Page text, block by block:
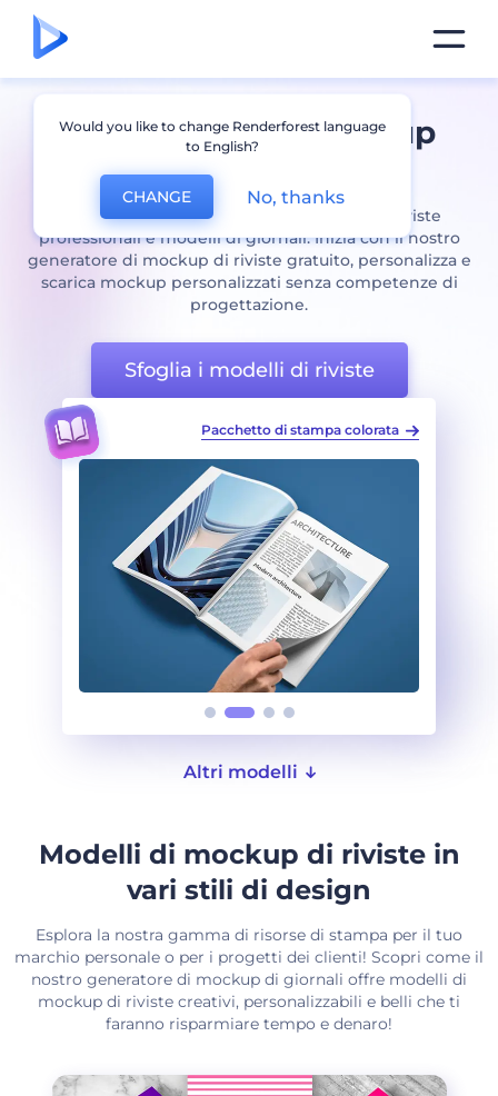
Crea splendidi mockup
Rivista
Promuovi il tuo marchio con copertine di riviste
professionali e modelli di giornali. Inizia con il nostro
generatore di mockup di riviste gratuito, personalizza e
scarica mockup personalizzati senza competenze di
progettazione.
Sfoglia i modelli di riviste
colorata Pacchetto per la stampa di libri di testo colorati
Altri modelli
Modelli di mockup di riviste in
vari stili di design
Esplora la nostra gamma di risorse di stampa per il tuo
marchio personale o per i progetti dei clienti! Scopri come il
nostro generatore di mockup di giornali offre modelli di
mockup di riviste creativi, personalizzabili e belli che ti
faranno risparmiare tempo e denaro!
Would you like to change Renderforest language
to English?
CHANGE No, thanks